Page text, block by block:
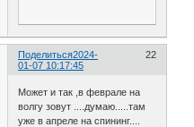
Поделиться 22
2024-
01-07 10:17:45
Может и так ,в феврале на
волгу зовут ....думаю.....там
уже в апреле на спининг....